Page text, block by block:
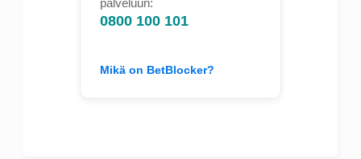
palveluun:
0800 100 101
Mikä on BetBlocker?